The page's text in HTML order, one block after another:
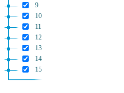
9
10
11
12
13
14
15